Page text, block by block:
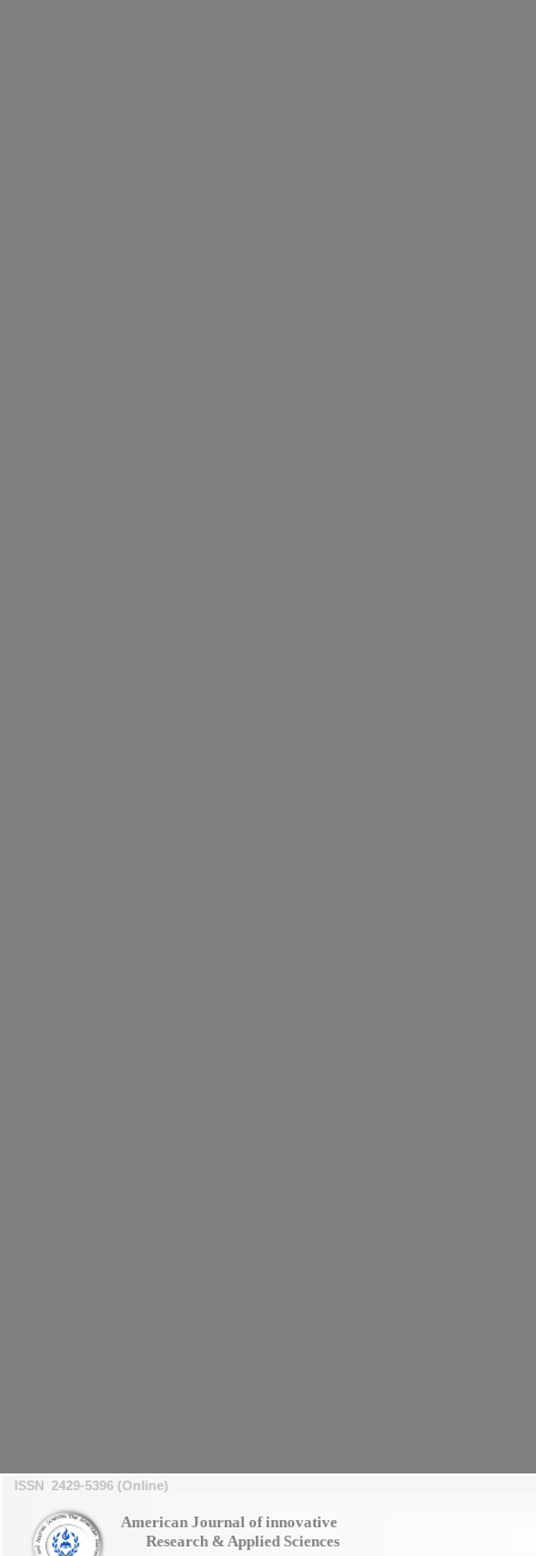
American Journal of innovative
Research & Applied Sciences
ISSN 2429-5396 (Online)